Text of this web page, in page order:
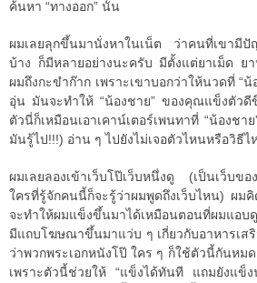
ค้นหา “ทางออก” นั้น
ผมเลยลุกขึ้นมานั่งหาในเน็ต ว่าคนที่เขามีปั
บ้าง ก็มีหลายอย่างนะครับ มีตั้งแต่ยาเม็ด ย
ผมถึงกะขำก๊าก เพราะเขาบอกว่าให้นวดที่ “
อุ่น มันจะทำให้ “น้องชาย” ของคุณแข็งตัว
ตัวนี่ก็เหมือนเอาเคาน์เตอร์เพนทาที่ “น้องช
มันรู้ไป!!!) อ่าน ๆ ไปยังไม่เจอตัวไหนหรือวิธีไ
ผมเลยลองเข้าเว็บโป๊เว็บหนึ่งดู (เป็นเว็บ
ใครที่รู้จักคนนี้ก็จะรู้ว่าผมพูดถึงเว็บไหน) ผม
จะทำให้ผมแข็งขึ้นมาได้เหมือนตอนที่ผมแอบ
มีแถบโฆษณาขึ้นมาแว่บ ๆ เกี่ยวกับอาหารเส
ว่าพวกพระเอกหนังโป๊ ใคร ๆ ก็ใช้ตัวนี้กันหม
เพราะตัวนี้ช่วยให้ “แข็งได้ทันที แถมยังแข็